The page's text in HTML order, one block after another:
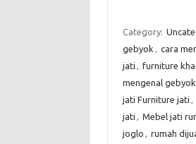
Category:
gebyok , cara
jati , furniture
mengenal gebyok
jati Furniture jati ,
jati , Mebel jati
joglo , rumah